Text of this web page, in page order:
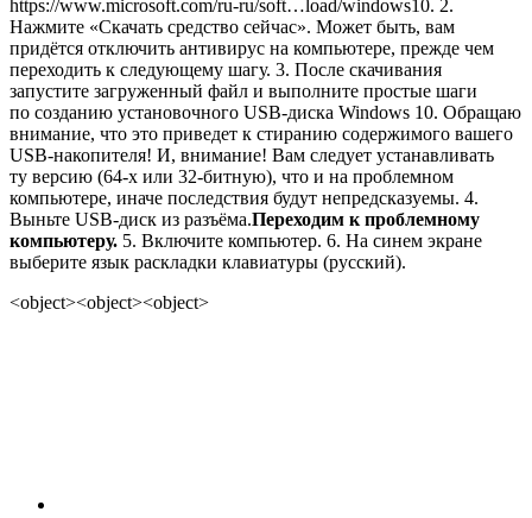
https://www.microsoft.com/ru-ru/soft…load/windows10. 2.
Нажмите «Скачать средство сейчас». Может быть, вам
придётся отключить антивирус на компьютере, прежде чем
переходить к следующему шагу. 3. После скачивания
запустите загруженный файл и выполните простые шаги
по созданию установочного USB-диска Windows 10. Обращаю
внимание, что это приведет к стиранию содержимого вашего
USB-накопителя! И, внимание! Вам следует устанавливать
ту версию (64-х или 32-битную), что и на проблемном
компьютере, иначе последствия будут непредсказуемы. 4.
Выньте USB-диск из разъёма.Переходим к проблемному
компьютеру. 5. Включите компьютер. 6. На синем экране
выберите язык раскладки клавиатуры (русский).
<object><object><object>